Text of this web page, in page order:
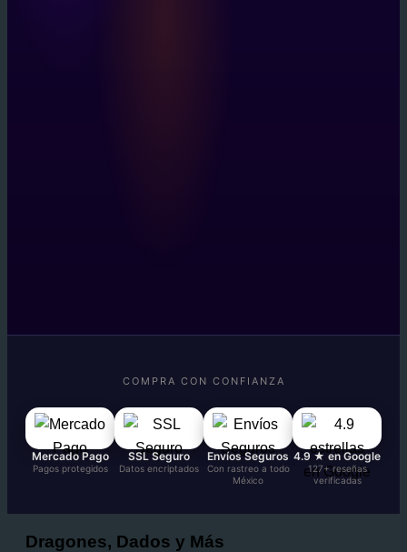
COMPRA CON CONFIANZA
Mercado Pago
Pagos protegidos
SSL Seguro
Datos encriptados
Envíos Seguros
Con rastreo a todo
México
4.9 ★ en Google
127+ reseñas
verificadas
Dragones, Dados y Más